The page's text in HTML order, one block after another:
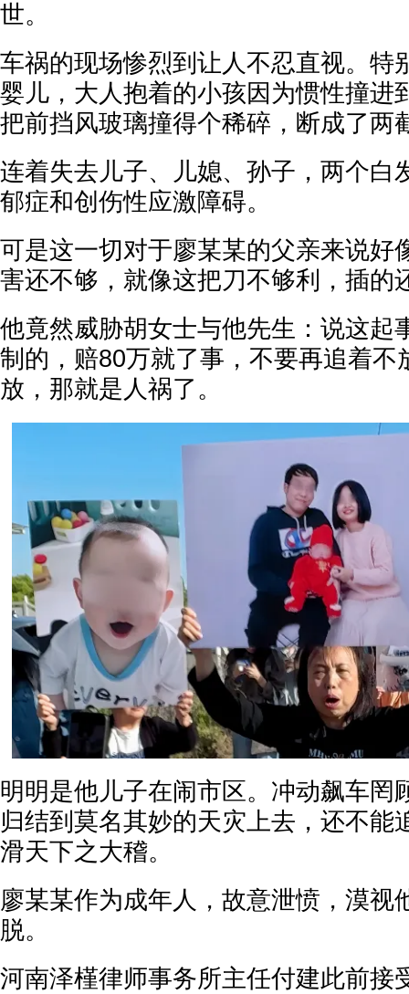
世。
车祸的现场惨烈到让人不忍直视。特
婴儿，大人抱着的小孩因为惯性撞进
把前挡风玻璃撞得个稀碎，断成了两
连着失去儿子、儿媳、孙子，两个白
郁症和创伤性应激障碍。
可是这一切对于廖某某的父亲来说好
害还不够，就像这把刀不够利，插的
他竟然威胁胡女士与他先生：说这起
制的，赔80万就了事，不要再追着不
放，那就是人祸了。
明明是他儿子在闹市区。冲动飙车罔
归结到莫名其妙的天灾上去，还不能
滑天下之大稽。
廖某某作为成年人，故意泄愤，漠视
脱。
河南泽槿律师事务所主任付建此前接